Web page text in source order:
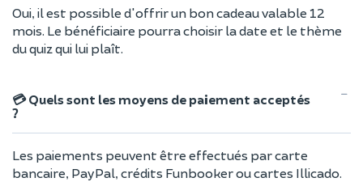
Oui, il est possible d'offrir un bon cadeau valable 12
mois. Le bénéficiaire pourra choisir la date et le thème
du quiz qui lui plaît.
💳 Quels sont les moyens de paiement acceptés
?
Les paiements peuvent être effectués par carte
bancaire, PayPal, crédits Funbooker ou cartes Illicado.